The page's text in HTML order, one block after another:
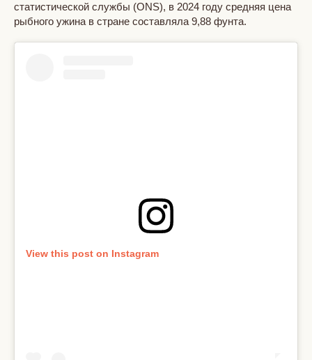
статистической службы (ONS), в 2024 году средняя цена
рыбного ужина в стране составляла 9,88 фунта.
View this post on Instagram